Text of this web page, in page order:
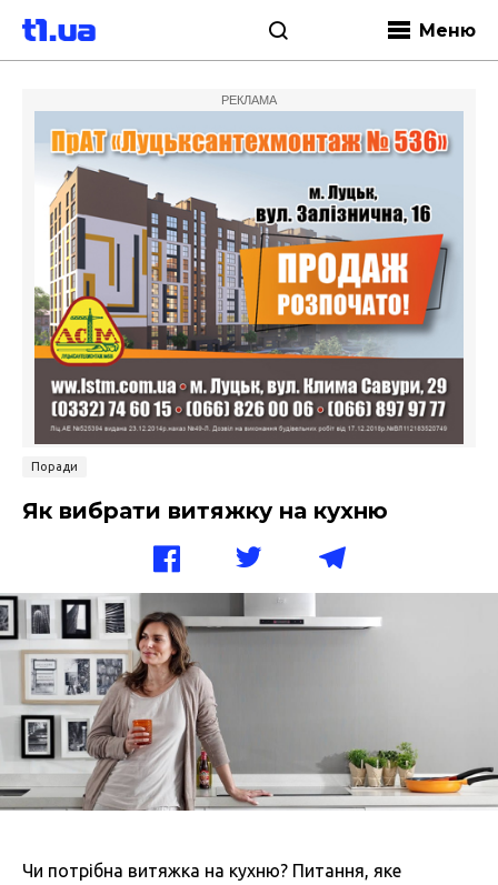
Меню
РЕКЛАМА
Поради
Як вибрати витяжку на кухню
Чи потрібна витяжка на кухню? Питання, яке